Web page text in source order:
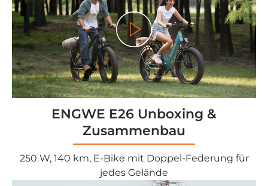
<tc>Gioco</tc>
ENGWE E26 Unboxing &
Zusammenbau
250 W, 140 km, E-Bike mit Doppel-Federung für
jedes Gelände